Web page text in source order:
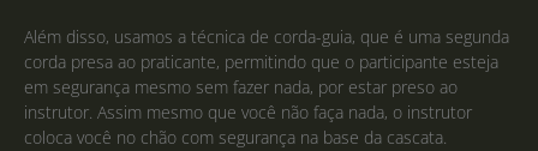
Além disso, usamos a técnica de corda-guia, que é uma segunda
corda presa ao praticante, permitindo que o participante esteja
em segurança mesmo sem fazer nada, por estar preso ao
instrutor. Assim mesmo que você não faça nada, o instrutor
coloca você no chão com segurança na base da cascata.